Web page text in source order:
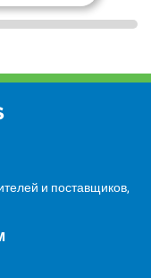
и поставщиков,